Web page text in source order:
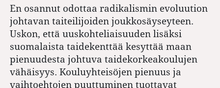
En osannut odottaa radikalismin evoluution
johtavan taiteilijoiden joukkosäyseyteen.
Uskon, että uuskohteliaisuuden lisäksi
suomalaista taidekenttää kesyttää maan
pienuudesta johtuva taidekorkeakoulujen
vähäisyys. Kouluyhteisöjen pienuus ja
vaihtoehtojen puuttuminen tuottavat